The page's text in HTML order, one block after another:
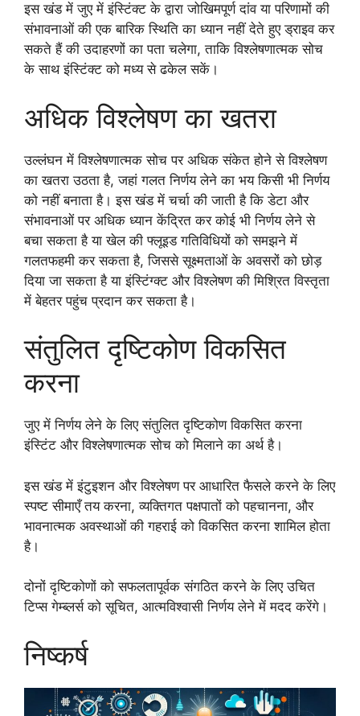
इस खंड में जुए में इंस्टिंक्ट के द्वारा जोखिमपूर्ण दांव या परिणामों की
संभावनाओं की एक बारिक स्थिति का ध्यान नहीं देते हुए ड्राइव कर
सकते हैं की उदाहरणों का पता चलेगा, ताकि विश्लेषणात्मक सोच
के साथ इंस्टिंक्ट को मध्य से ढकेल सकें।
अधिक विश्लेषण का खतरा
उल्लंघन में विश्लेषणात्मक सोच पर अधिक संकेत होने से विश्लेषण
का खतरा उठता है, जहां गलत निर्णय लेने का भय किसी भी निर्णय
को नहीं बनाता है। इस खंड में चर्चा की जाती है कि डेटा और
संभावनाओं पर अधिक ध्यान केंद्रित कर कोई भी निर्णय लेने से
बचा सकता है या खेल की फ्लूइड गतिविधियों को समझने में
गलतफहमी कर सकता है, जिससे सूक्ष्मताओं के अवसरों को छोड़
दिया जा सकता है या इंस्टिंग्क्ट और विश्लेषण की मिश्रित विस्तृता
में बेहतर पहुंच प्रदान कर सकता है।
संतुलित दृष्टिकोण विकसित
करना
जुए में निर्णय लेने के लिए संतुलित दृष्टिकोण विकसित करना
इंस्टिंट और विश्लेषणात्मक सोच को मिलाने का अर्थ है।
इस खंड में इंटुइशन और विश्लेषण पर आधारित फैसले करने के लिए
स्पष्ट सीमाएँ तय करना, व्यक्तिगत पक्षपातों को पहचानना, और
भावनात्मक अवस्थाओं की गहराई को विकसित करना शामिल होता
है।
दोनों दृष्टिकोणों को सफलतापूर्वक संगठित करने के लिए उचित
टिप्स गेम्ब्लर्स को सूचित, आत्मविश्वासी निर्णय लेने में मदद करेंगे।
निष्कर्ष